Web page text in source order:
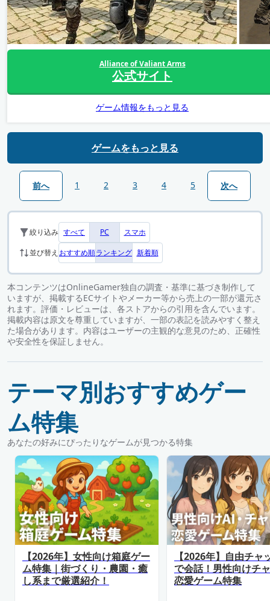
Alliance of Valiant Arms
公式サイト
ゲーム情報をもっと見る
ゲームをもっと見る
前へ 1 2 3 4 5 次へ
絞り込み すべて PC スマホ
並び替えおすすめ順ランキング 新着順
本コンテンツはOnlineGamer独自の調査・基準に基づき制作して
いますが、掲載するECサイトやメーカー等から売上の一部が還元さ
れます。評価・レビューは、各ストアからの引用を含んでいます。
掲載内容は原文を尊重していますが、一部の表記を読みやすく整え
た場合があります。内容はユーザーの主観的な意見のため、正確性
や安全性を保証しません。
テーマ別おすすめゲー
ム特集
あなたの好みにぴったりなゲームが見つかる特集
【2026年】女性向け箱庭ゲー
ム特集｜街づくり・農園・癒
し系まで厳選紹介！
【2026年】自由チャ
で会話！男性向けチ
恋愛ゲーム特集